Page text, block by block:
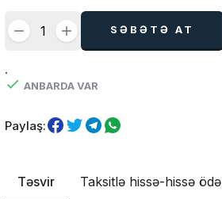
SƏBƏTƏ AT
.
ANBARDA VAR
Paylaş:
Təsvir Taksitlə hissə-hissə ödə